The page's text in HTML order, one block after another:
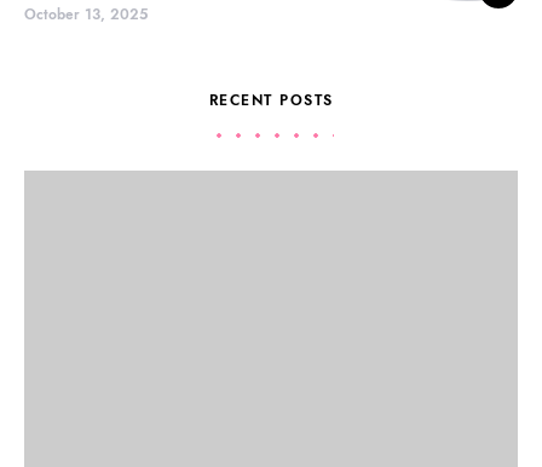
October 13, 2025
RECENT POSTS